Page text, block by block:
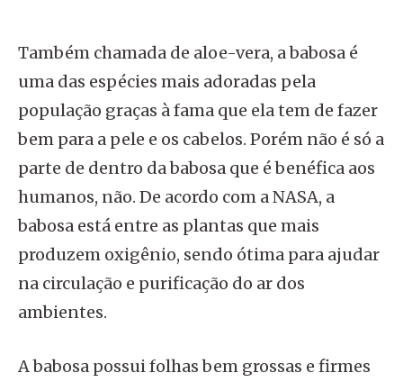
Também chamada de aloe-vera, a babosa é
uma das espécies mais adoradas pela
população graças à fama que ela tem de fazer
bem para a pele e os cabelos. Porém não é só a
parte de dentro da babosa que é benéfica aos
humanos, não. De acordo com a NASA, a
babosa está entre as plantas que mais
produzem oxigênio, sendo ótima para ajudar
na circulação e purificação do ar dos
ambientes.
A babosa possui folhas bem grossas e firmes